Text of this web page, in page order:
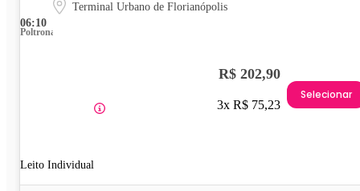
06:10
Terminal Urbano de Florianópolis
Poltrona
Leito Individual
R$ 202,90
3x R$ 75,23
Selecionar